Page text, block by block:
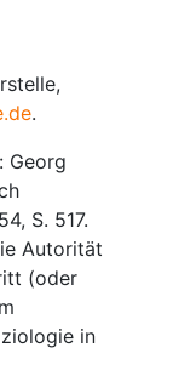
.
Georg
S. 517.
Autorität
(oder
in